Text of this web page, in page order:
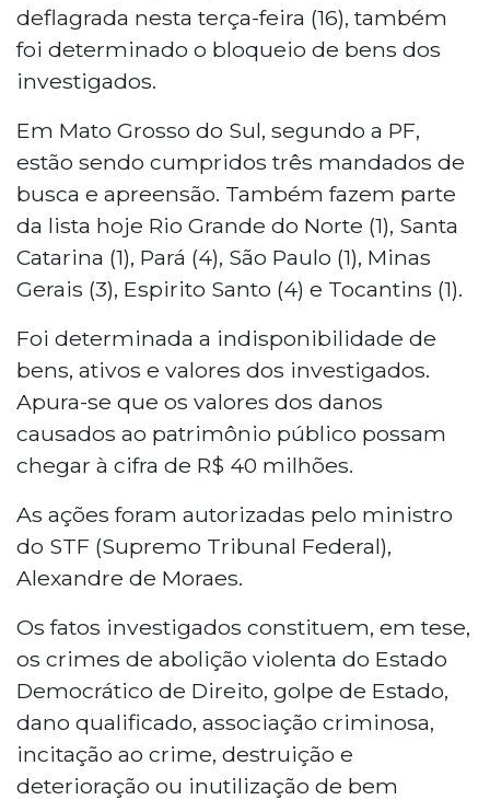
deflagrada nesta terça-feira (16), também
foi determinado o bloqueio de bens dos
investigados.
Em Mato Grosso do Sul, segundo a PF,
estão sendo cumpridos três mandados de
busca e apreensão. Também fazem parte
da lista hoje Rio Grande do Norte (1), Santa
Catarina (1), Pará (4), São Paulo (1), Minas
Gerais (3), Espirito Santo (4) e Tocantins (1).
Foi determinada a indisponibilidade de
bens, ativos e valores dos investigados.
Apura-se que os valores dos danos
causados ao patrimônio público possam
chegar à cifra de R$ 40 milhões.
As ações foram autorizadas pelo ministro
do STF (Supremo Tribunal Federal),
Alexandre de Moraes.
Os fatos investigados constituem, em tese,
os crimes de abolição violenta do Estado
Democrático de Direito, golpe de Estado,
dano qualificado, associação criminosa,
incitação ao crime, destruição e
deterioração ou inutilização de bem